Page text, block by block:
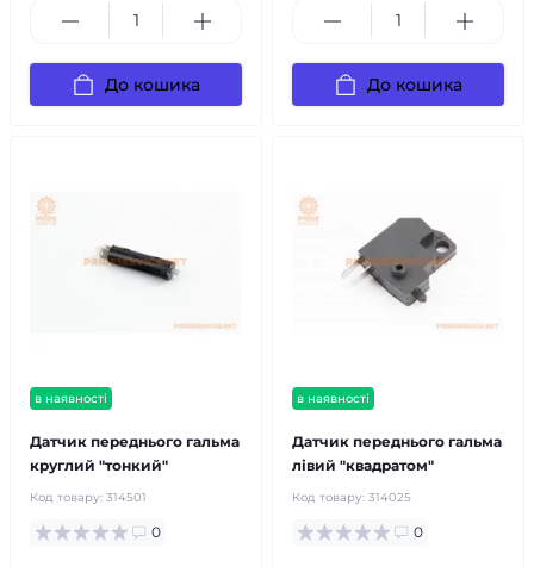
До кошика До кошика
в наявності
Датчик переднього гальма
круглий "тонкий"
Код товару: 314501
0
в наявності
Датчик переднього гальма
лівий "квадратом"
Код товару: 314025
0